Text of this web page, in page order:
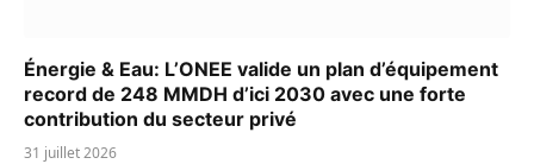
Énergie & Eau: L’ONEE valide un plan d’équipement
record de 248 MMDH d’ici 2030 avec une forte
contribution du secteur privé
31 juillet 2026